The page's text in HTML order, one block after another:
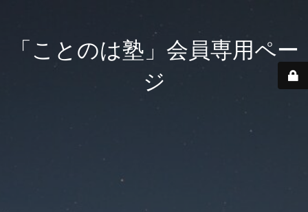
「ことのは塾」会員専用ペー
ジ